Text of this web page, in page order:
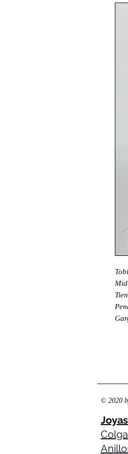
© 2020